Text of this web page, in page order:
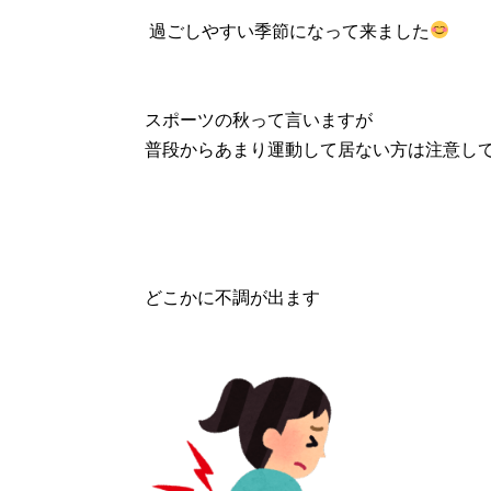
過ごしやすい季節になって来ました
スポーツの秋って言いますが
普段からあまり運動して居ない方は注意し
どこかに不調が出ます